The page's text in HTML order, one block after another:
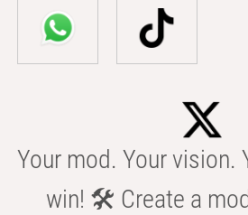
Your mod. Your vision.
win! 🛠️ Create a